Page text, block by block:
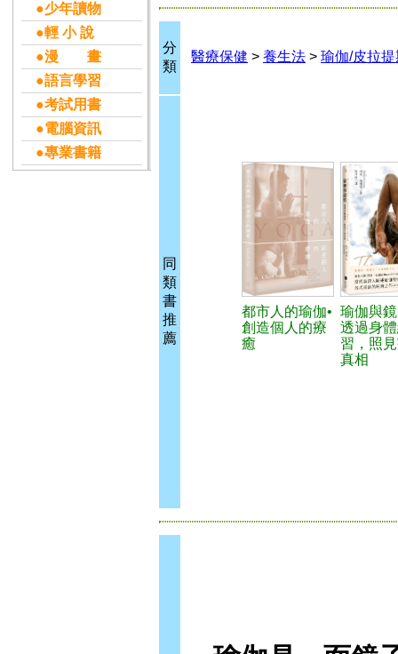
●少年讀物
●輕 小 說
●漫 畫
●語言學習
●考試用書
●電腦資訊
●專業書籍
分
類
醫療保健 > 養生法 > 瑜伽/皮拉
同
類
書
推
薦
都市人的瑜伽•
創造個人的療
癒
瑜伽與
透過身
習，照
真相